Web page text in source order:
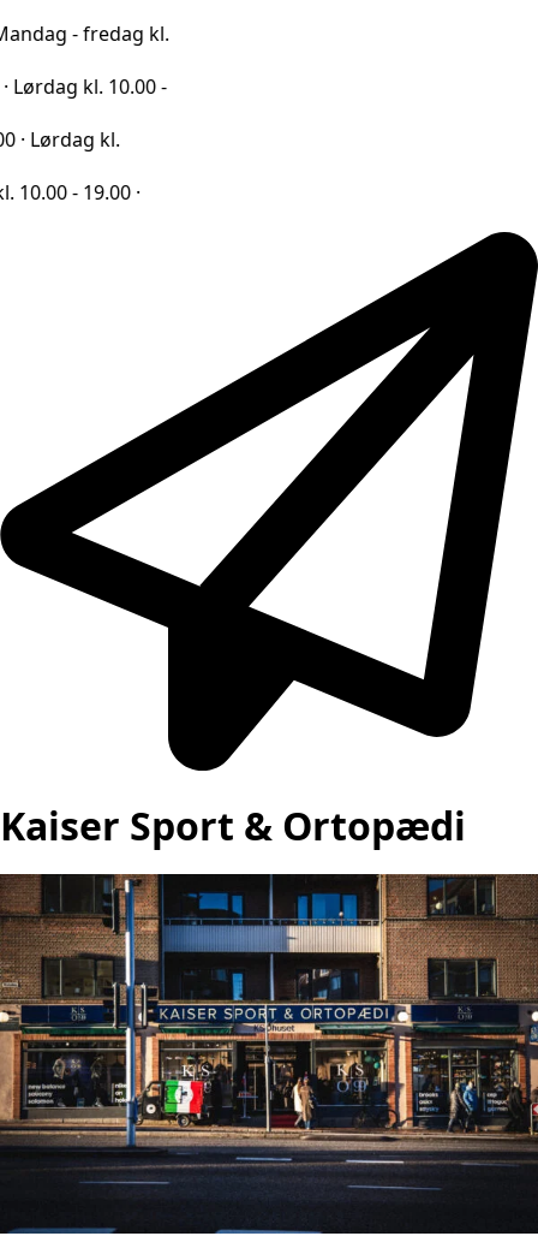
kl.
10.00 -
kl.
·
Kaiser Sport & Ortopædi